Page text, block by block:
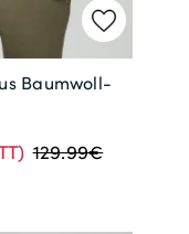
Baumwoll-
129.99€